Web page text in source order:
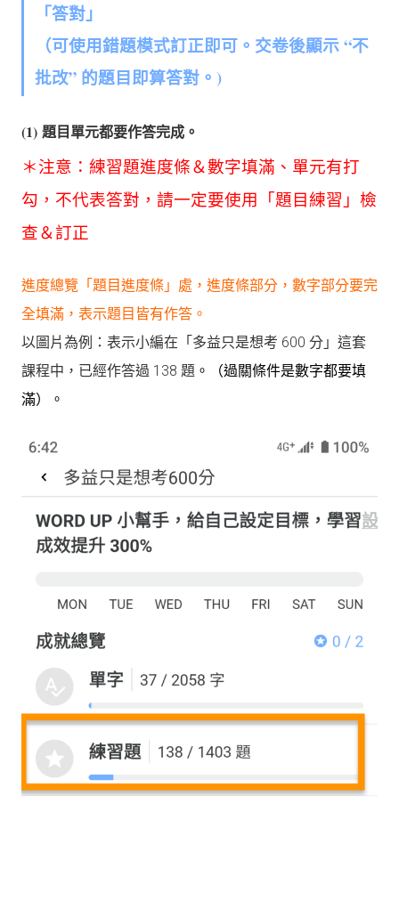
「答對」
（可使用錯題模式訂正即可。交卷後顯示 “不
批改” 的題目即算答對。)
(1) 題目單元都要作答完成。
＊注意：練習題進度條＆數字填滿、單元有打
勾，不代表答對，請一定要使用「題目練習」檢
查＆訂正
進度總覽「題目進度條」處，進度條部分，數字部分要完
全填滿，表示題目皆有作答。
以圖片為例：表示小編在「 多益只是想考 600 分 」這套
課程中，已經作答過 138 題 。
（過關條件是數字都要填
滿）。